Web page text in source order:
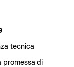
tecnica
promessa di